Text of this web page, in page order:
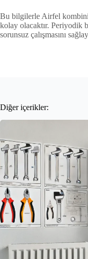
Bu bilgilerle Airfel
kolay olacaktır. Periyodik
sorunsuz çalışmasını
Diğer içerikler: